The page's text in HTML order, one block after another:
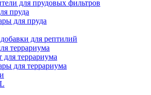
для прудовых фильтров
пруда
для пруда
для рептилий
террариума
для террариума
для террариума